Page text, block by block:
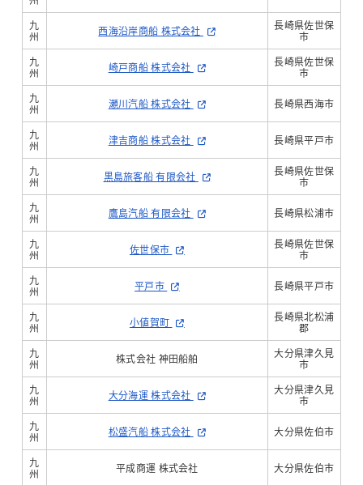
九
州
西海沿岸商船 株式会社
長崎県佐世保
市
九
州
崎戸商船 株式会社
長崎県佐世保
市
九
州
瀬川汽船 株式会社 長崎県西海市
九
州
津吉商船 株式会社 長崎県平戸市
九
州
黒島旅客船 有限会社
長崎県佐世保
市
九
州
鷹島汽船 有限会社 長崎県松浦市
九
州
佐世保市
長崎県佐世保
市
九
州
平戸市 長崎県平戸市
九
州
小値賀町
長崎県北松浦
郡
九
州
株式会社 神田船舶
大分県津久見
市
九
州
大分海運 株式会社
大分県津久見
市
九
州
松盛汽船 株式会社 大分県佐伯市
九
州
平成商運 株式会社 大分県佐伯市